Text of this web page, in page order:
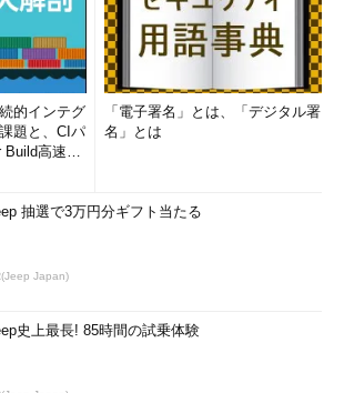
的インテグ
題と、CIパ
Build高速化
「電子署名」とは、「デジタル署
名」とは
抽選で3万円分ギフト当たる
Japan)
史上最長! 85時間の試乗体験